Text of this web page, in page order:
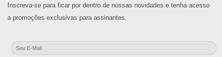
Inscreva-se para ficar por dentro de nossas novidades e tenha acesso
a promoções exclusivas para assinantes.